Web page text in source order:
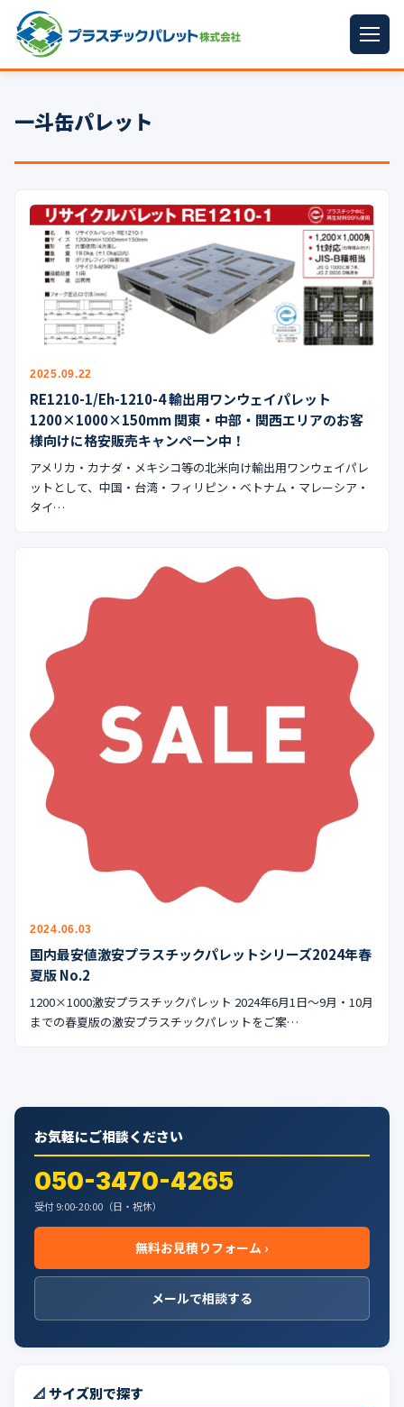
パレットサイズ
プラパレット ▼
コンテナ ▼
中古パレット
再生原料
梱包資材
イラン情勢まとめ
公式ブログ
会社案内
一斗缶パレット
2025.09.22
RE1210-1/Eh-1210-4 輸出用ワンウェイパレット
1200×1000×150mm 関東・中部・関西エリアのお客
様向けに格安販売キャンペーン中！
アメリカ・カナダ・メキシコ等の北米向け輸出用ワンウェイパレ
ットとして、中国・台湾・フィリピン・ベトナム・マレーシア・
タイ…
2024.06.03
国内最安値激安プラスチックパレットシリーズ2024年春
夏版 No.2
1200×1000激安プラスチックパレット 2024年6月1日〜9月・10月
までの春夏版の激安プラスチックパレットをご案…
お気軽にご相談ください
050-3470-4265
受付 9:00-20:00（日・祝休）
無料お見積りフォーム ›
メールで相談する
📐 サイズ別で探す